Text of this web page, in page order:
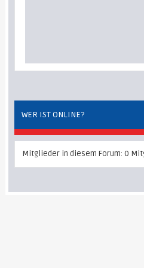
WER IST ONLINE?
Mitglieder in diesem Forum: 0